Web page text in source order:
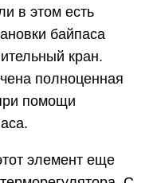
в этом есть
байпаса
кран.
полноценная
помощи
элемент еще